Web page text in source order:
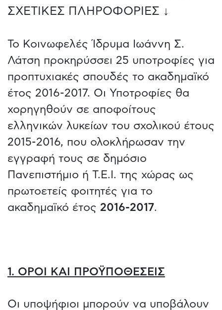
ΣΧΕΤΙΚΕΣ ΠΛΗΡΟΦΟΡΙΕΣ ↓
Το Κοινωφελές Ίδρυμα Ιωάννη Σ.
Λάτση προκηρύσσει 25 υποτροφίες για
προπτυχιακές σπουδές το ακαδημαϊκό
έτος 2016-2017. Οι Υποτροφίες θα
χορηγηθούν σε αποφοίτους
ελληνικών λυκείων του σχολικού έτους
2015-2016, που ολοκλήρωσαν την
εγγραφή τους σε δημόσιο
Πανεπιστήμιο ή Τ.Ε.Ι. της χώρας ως
πρωτοετείς φοιτητές για το
ακαδημαϊκό έτος 2016-2017.
1. ΟΡΟΙ ΚΑΙ ΠΡΟΫΠΟΘΕΣΕΙΣ
Οι υποψήφιοι μπορούν να υποβάλουν